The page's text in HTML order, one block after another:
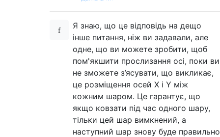
Я знаю, що це відповідь на дещо
інше питання, ніж ви задавали, але
одне, що ви можете зробити, щоб
пом'якшити прослизання осі, поки ви
не зможете з’ясувати, що викликає,
це розміщення осей X і Y між
кожним шаром. Це гарантує, що
якщо ковзати під час одного шару,
тільки цей шар вимкнений, а
наступний шар знову буде правильно